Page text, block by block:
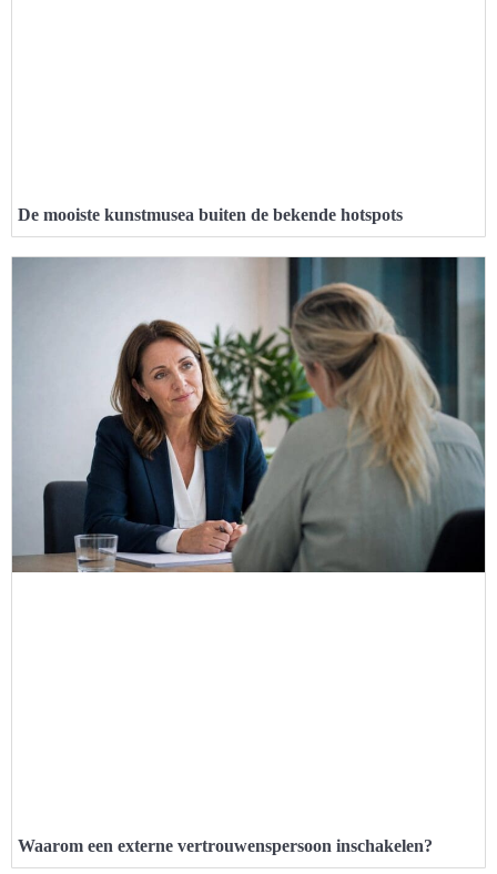
De mooiste kunstmusea buiten de bekende hotspots
Waarom een externe vertrouwenspersoon inschakelen?